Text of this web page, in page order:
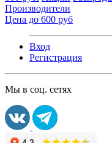
Производители
Цена до 600 руб
Вход
Регистрация
Мы в соц. сетях